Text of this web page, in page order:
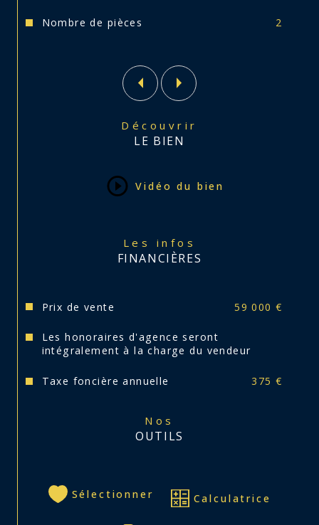
Nombre de pièces 2
Découvrir
LE BIEN
Vidéo du bien
Les infos
FINANCIÈRES
Prix de vente 59 000 €
Les honoraires d'agence seront
intégralement à la charge du vendeur
Taxe foncière annuelle 375 €
Nos
OUTILS
Sélectionner Calculatrice